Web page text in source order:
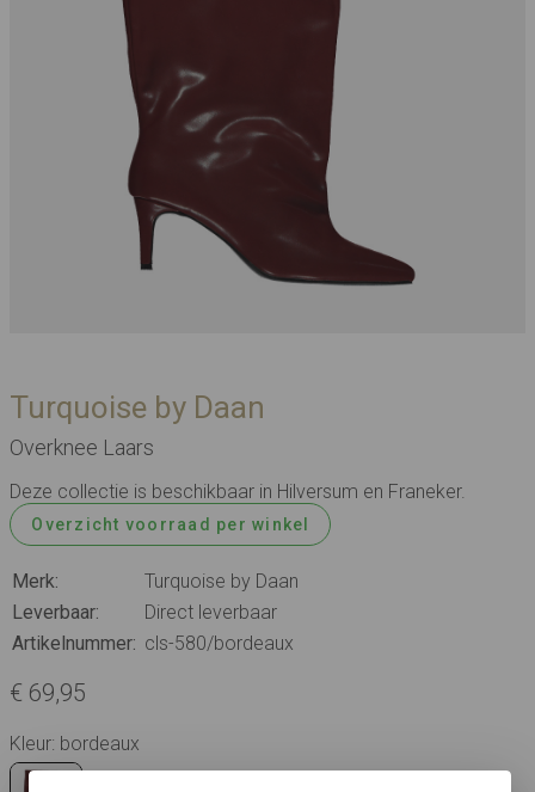
Turquoise by Daan
Overknee Laars
Deze collectie is beschikbaar in Hilversum en Franeker.
Overzicht voorraad per winkel
Merk:
Turquoise by Daan
Leverbaar:
Direct leverbaar
Artikelnummer: cls-580/bordeaux
€ 69,95
Kleur: bordeaux